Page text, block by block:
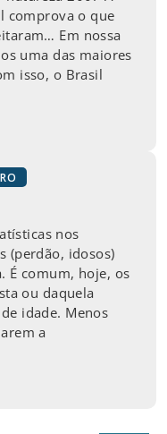
comprova o que
Em nossa
uma das maiores
isso, o Brasil
nos
(perdão, idosos)
É comum, hoje, os
ou daquela
idade. Menos
a